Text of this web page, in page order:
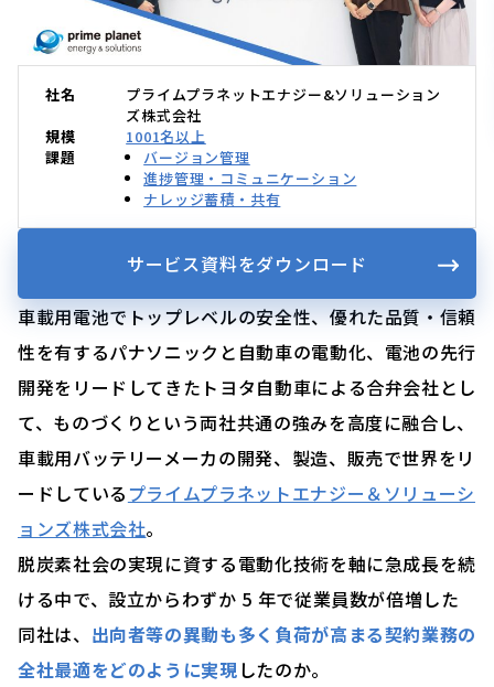
社名
プライムプラネットエナジー&ソリューション
ズ株式会社
規模
1001名以上
課題
バージョン管理
進捗管理・コミュニケーション
ナレッジ蓄積・共有
サービス資料をダウンロード
車載用電池でトップレベルの安全性、優れた品質・信頼
性を有するパナソニックと自動車の電動化、電池の先行
開発をリードしてきたトヨタ自動車による合弁会社とし
て、ものづくりという両社共通の強みを高度に融合し、
車載用バッテリーメーカの開発、製造、販売で世界をリ
ードしている プライムプラネットエナジー＆ソリューシ
ョンズ株式会社。
脱炭素社会の実現に資する電動化技術を軸に急成長を続
ける中で、設立からわずか 5 年で従業員数が倍増した
同社は、 出向者等の異動も多く負荷が高まる契約業務の
全社最適をどのように実現 したのか。